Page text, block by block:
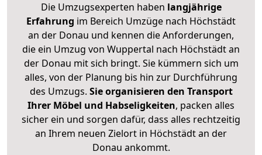
Die Umzugsexperten haben langjährige
Erfahrung im Bereich Umzüge nach Höchstädt
an der Donau und kennen die Anforderungen,
die ein Umzug von Wuppertal nach Höchstädt an
der Donau mit sich bringt. Sie kümmern sich um
alles, von der Planung bis hin zur Durchführung
des Umzugs. Sie organisieren den Transport
Ihrer Möbel und Habseligkeiten, packen alles
sicher ein und sorgen dafür, dass alles rechtzeitig
an Ihrem neuen Zielort in Höchstädt an der
Donau ankommt.